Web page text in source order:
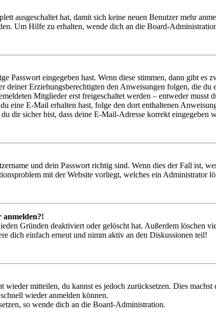
ausgeschaltet hat, damit sich keine neuen Benutzer mehr
Um Hilfe zu erhalten, wende dich an die Board-
Passwort eingegeben hast. Wenn diese stimmen, dann gibt es
deiner Erziehungsberechtigten den Anweisungen folgen, die
Mitglieder erst freigeschaltet werden – entweder musst
eine E-Mail erhalten hast, folge den dort enthaltenen
dir sicher bist, dass deine E-Mail-Adresse korrekt eingegeben
und dein Passwort richtig sind. Wenn dies der Fall ist,
mit der Website vorliegt, welches ein Administrator
Gründen deaktiviert oder gelöscht hat. Außerdem löschen
dich einfach erneut und nimm aktiv an den Diskussionen teil!
mitteilen, du kannst es jedoch zurücksetzen. Dies
wieder anmelden können.
so wende dich an die Board-Administration.